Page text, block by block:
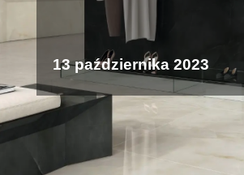
13 października 2023